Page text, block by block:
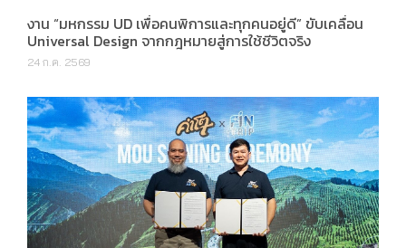
งาน “มหกรรม UD เพื่อคนพิการและทุกคนอยู่ดี” ขับเคลื่อน
Universal Design จากกฎหมายสู่การใช้ชีวิตจริง
24 ก.ค. 2569